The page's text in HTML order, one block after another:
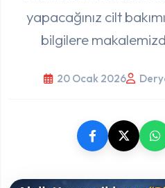
yapacağınız cilt
bilgilere
20 Ocak 2026